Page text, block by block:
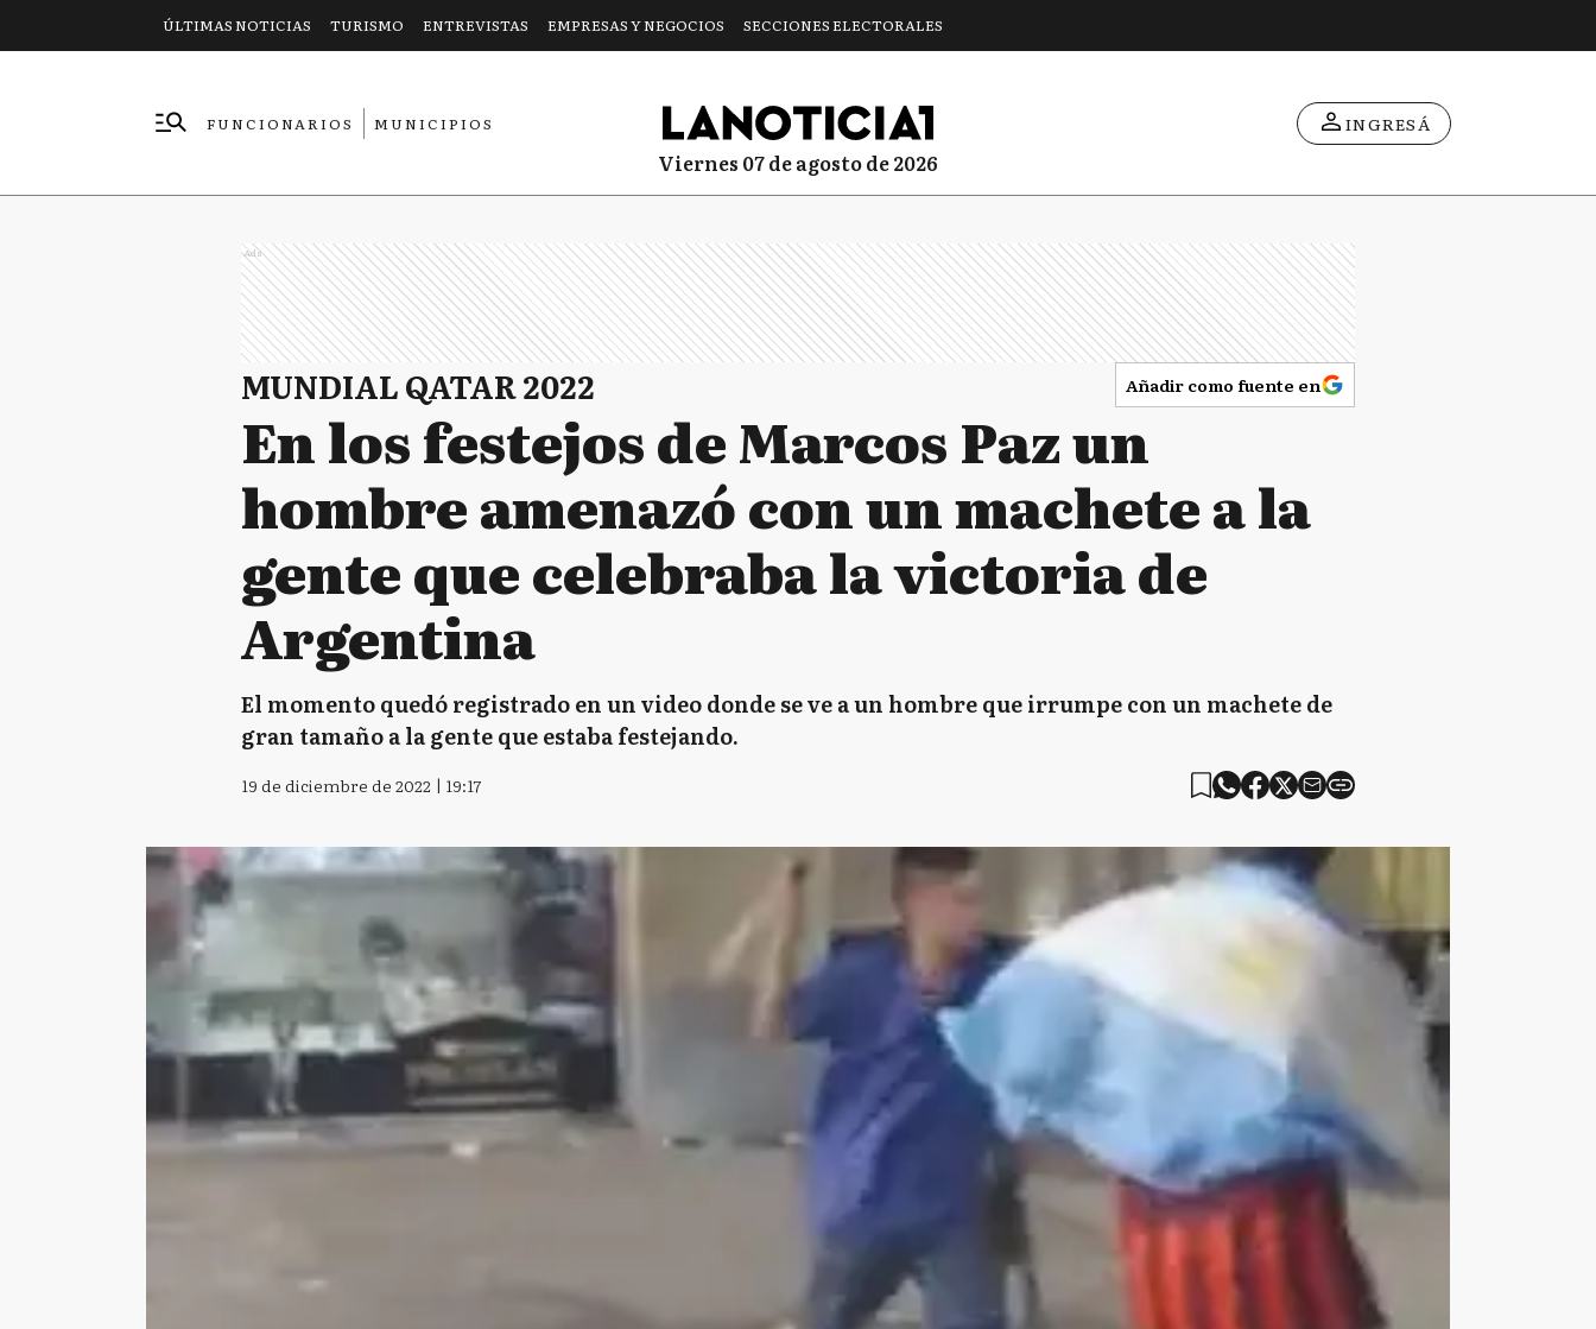
ÚLTIMAS NOTICIAS TURISMO ENTREVISTAS EMPRESAS Y NEGOCIOS SECCIONES ELECTORALES
FUNCIONARIOS
MUNICIPIOS
viernes 07 de agosto de 2026
INGRESÁ
Ads
MUNDIAL QATAR 2022 Añadir como fuente en
En los festejos de Marcos Paz un
hombre amenazó con un machete a la
gente que celebraba la victoria de
Argentina
El momento quedó registrado en un video donde se ve a un hombre que irrumpe con un machete de
gran tamaño a la gente que estaba festejando.
19 de diciembre de 2022 | 19:17